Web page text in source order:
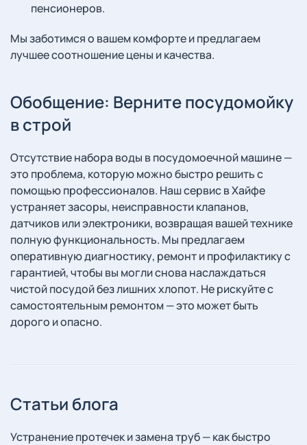
пенсионеров.
Мы заботимся о вашем комфорте и предлагаем
лучшее соотношение цены и качества.
Обобщение: Верните посудомойку
в строй
Отсутствие набора воды в посудомоечной машине —
это проблема, которую можно быстро решить с
помощью профессионалов. Наш сервис в Хайфе
устраняет засоры, неисправности клапанов,
датчиков или электроники, возвращая вашей технике
полную функциональность. Мы предлагаем
оперативную диагностику, ремонт и профилактику с
гарантией, чтобы вы могли снова наслаждаться
чистой посудой без лишних хлопот. Не рискуйте с
самостоятельным ремонтом — это может быть
дорого и опасно.
Статьи блога
Устранение протечек и замена труб — как быстро